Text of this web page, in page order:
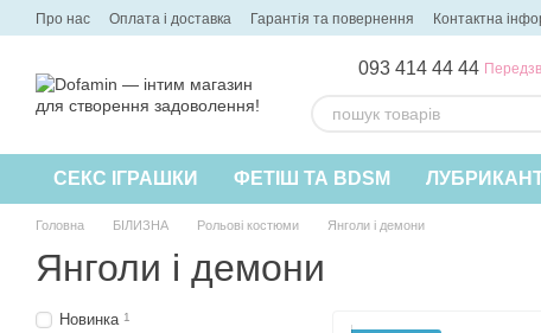
Перейти до основного контенту
Про нас Оплата і доставка Гарантія та повернення Контактна
093 414 44 44
СЕКС ІГРАШКИ ФЕТІШ ТА BDSM
Головна БІЛИЗНА Рольові костюми Янголи і демони
Янголи і демони
Новинка 1